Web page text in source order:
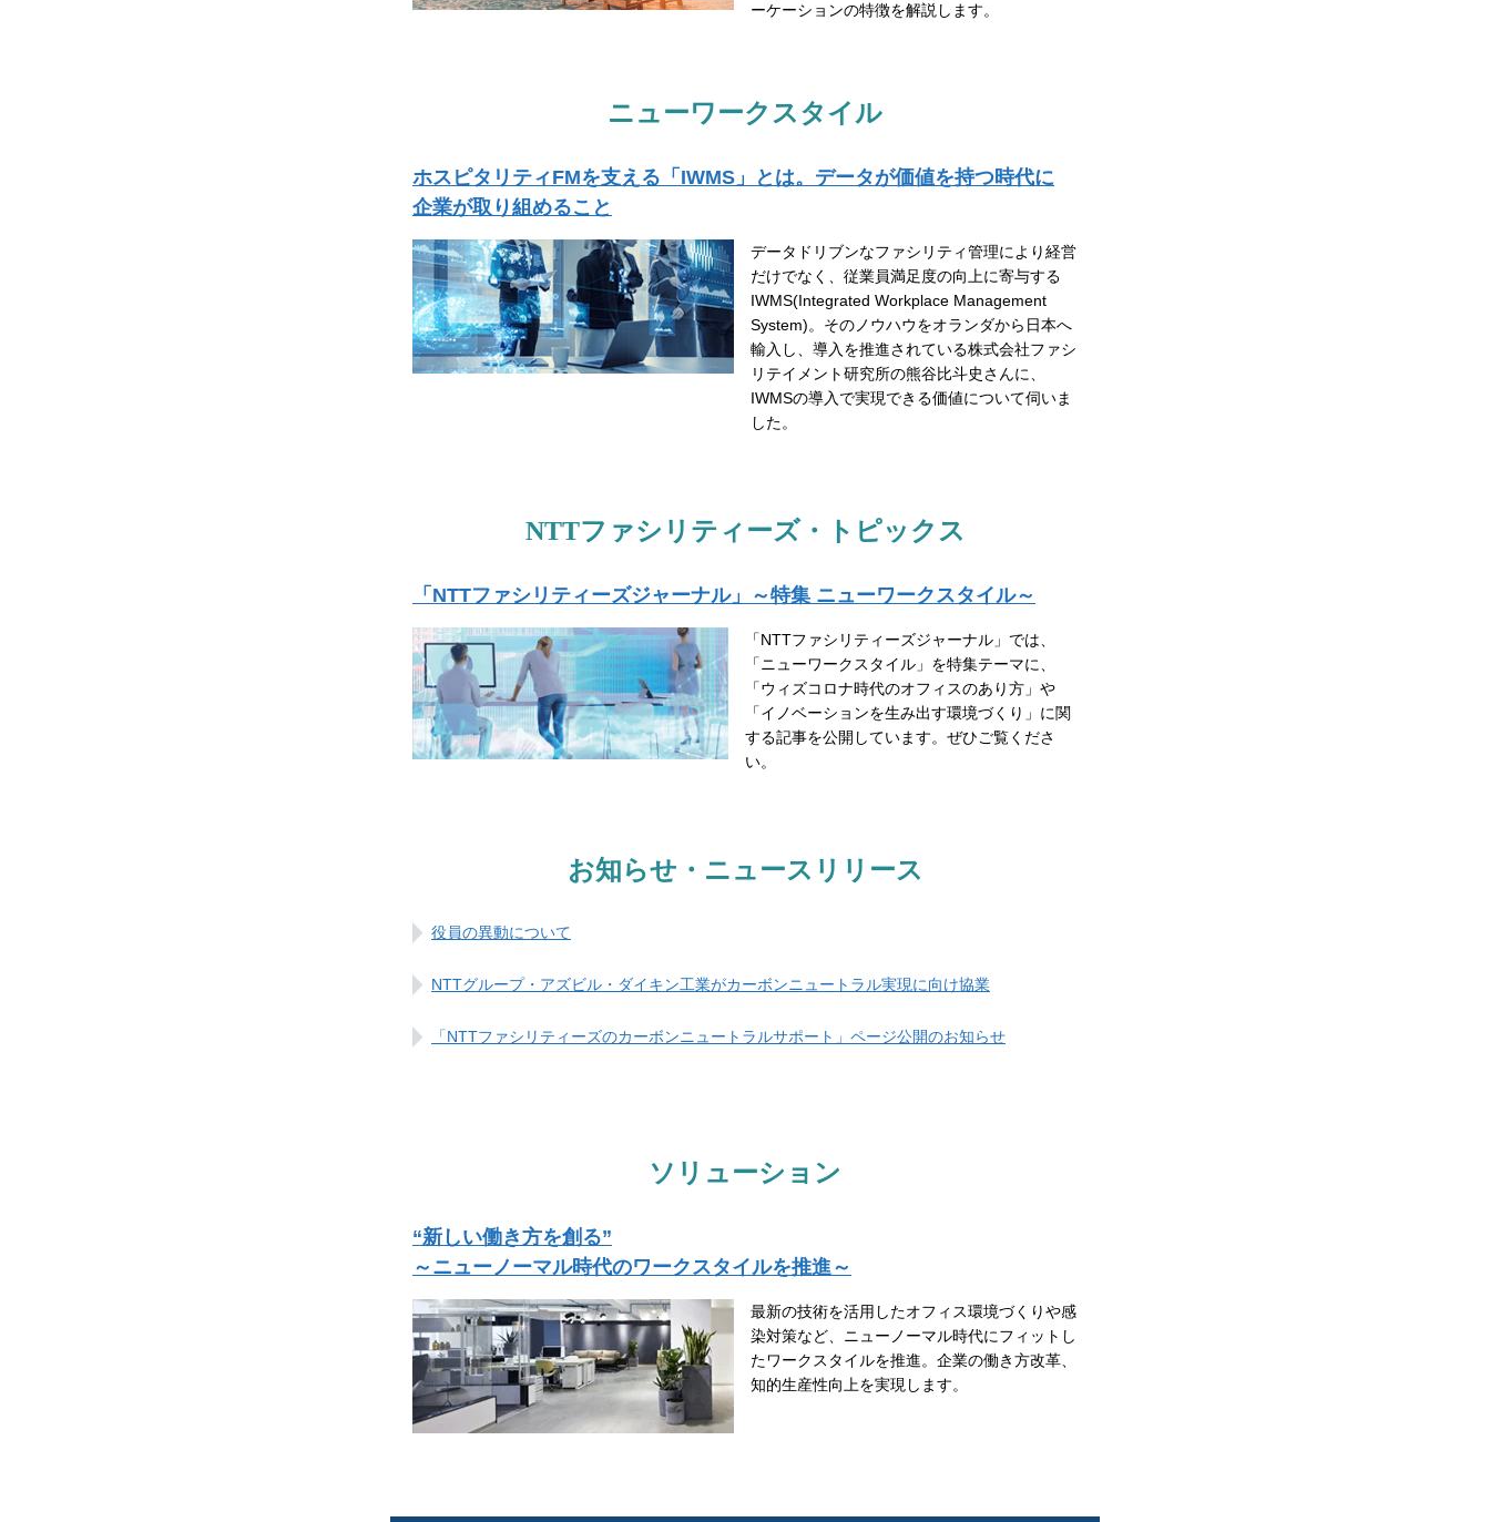
ーケーションの特徴を解説します。
ニューワークスタイル
ホスピタリティFMを支える「IWMS」とは。データが価値を持つ時代に
企業が取り組めること
データドリブンなファシリティ管理により経営
だけでなく、従業員満足度の向上に寄与する
IWMS(Integrated Workplace Management
System)。そのノウハウをオランダから日本へ
輸入し、導入を推進されている株式会社ファシ
リテイメント研究所の熊谷比斗史さんに、
IWMSの導入で実現できる価値について伺いま
した。
NTTファシリティーズ・トピックス
「NTTファシリティーズジャーナル」～特集 ニューワークスタイル～
「NTTファシリティーズジャーナル」では、
「ニューワークスタイル」を特集テーマに、
「ウィズコロナ時代のオフィスのあり方」や
「イノベーションを生み出す環境づくり」に関
する記事を公開しています。ぜひご覧くださ
い。
お知らせ・ニュースリリース
役員の異動について
NTTグループ・アズビル・ダイキン工業がカーボンニュートラル実現に向け協業
「NTTファシリティーズのカーボンニュートラルサポート」ページ公開のお知らせ
ソリューション
“新しい働き方を創る”
～ニューノーマル時代のワークスタイルを推進～
最新の技術を活用したオフィス環境づくりや感
染対策など、ニューノーマル時代にフィットし
たワークスタイルを推進。企業の働き方改革、
知的生産性向上を実現します。